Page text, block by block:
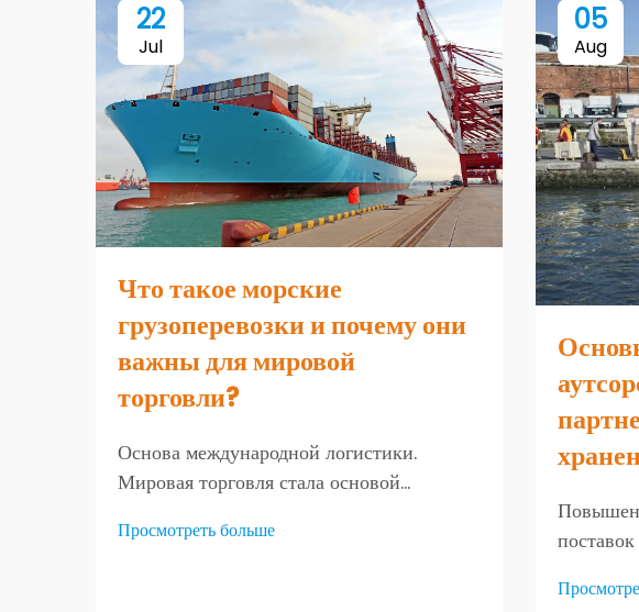
22
Jul
Что такое морские
грузоперевозки и почему они
важны для мировой
торговли?
Основа международной логистики.
Мировая торговля стала основой
предприятиям и потребителям получать
Просмотреть больше
05
Aug
поставок